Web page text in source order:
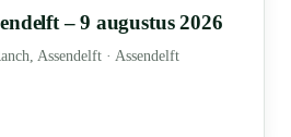
– 9 augustus 2026
Assendelft · Assendelft